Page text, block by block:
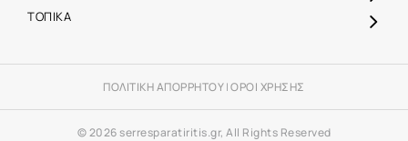
ΤΟΠΙΚΑ
ΠΟΛΙΤΙΚΗ ΑΠΟΡΡΗΤΟΥ|ΟΡΟΙ ΧΡΗΣΗΣ
© 2026 serresparatiritis.gr, All Rights Reserved